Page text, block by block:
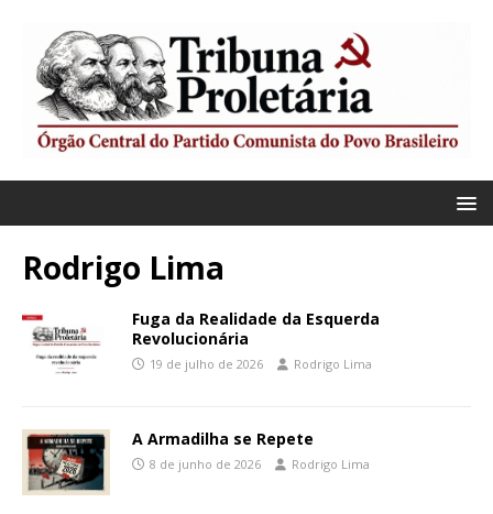
Rodrigo Lima
Fuga da Realidade da Esquerda
Revolucionária
19 de julho de 2026 Rodrigo Lima
A Armadilha se Repete
8 de junho de 2026 Rodrigo Lima